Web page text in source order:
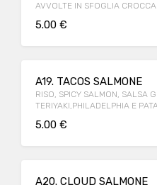
AVVOLTE IN SFOGLIA
5.00 €
A19. TACOS SALMONE
RISO, SPICY SALMON, SALSA
TERIYAKI,PHILADELPHIA E
5.00 €
A20. CLOUD SALMONE